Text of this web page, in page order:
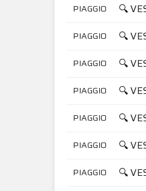
PIAGGIO 🔍
PIAGGIO 🔍
PIAGGIO 🔍
PIAGGIO 🔍
PIAGGIO 🔍
PIAGGIO 🔍
PIAGGIO 🔍